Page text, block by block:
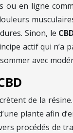
ou en ligne
Sinon, le
actif qui
avec
de la
plante afin
procédés de